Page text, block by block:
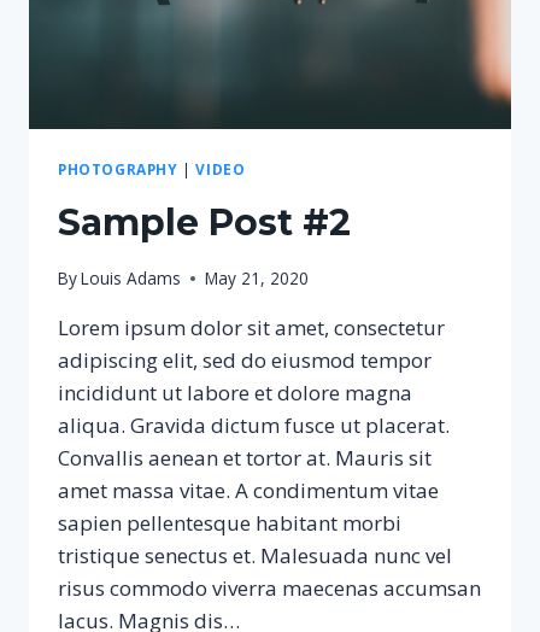
PHOTOGRAPHY |VIDEO
Sample Post #2
ByLouis Adams May 21, 2020
Lorem ipsum dolor sit amet, consectetur
adipiscing elit, sed do eiusmod tempor
incididunt ut labore et dolore magna
aliqua. Gravida dictum fusce ut placerat.
Convallis aenean et tortor at. Mauris sit
amet massa vitae. A condimentum vitae
sapien pellentesque habitant morbi
tristique senectus et. Malesuada nunc vel
risus commodo viverra maecenas accumsan
lacus. Magnis dis…